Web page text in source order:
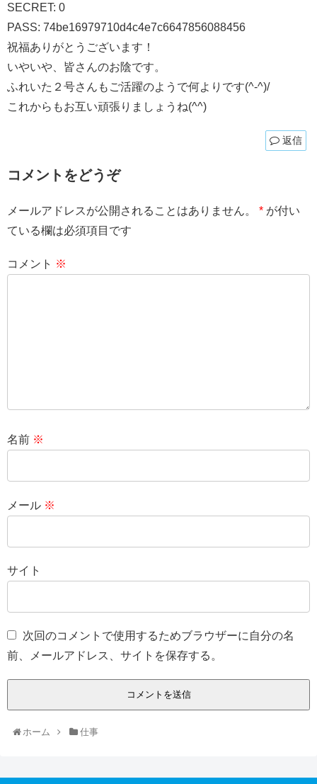
SECRET: 0
PASS: 74be16979710d4c4e7c6647856088456
祝福ありがとうございます！
いやいや、皆さんのお陰です。
ふれいた２号さんもご活躍のようで何よりです(^-^)/
これからもお互い頑張りましょうね(^^)
返信
コメントをどうぞ
メールアドレスが公開されることはありません。 * が付い
ている欄は必須項目です
コメント ※
名前 ※
メール ※
サイト
次回のコメントで使用するためブラウザーに自分の名
前、メールアドレス、サイトを保存する。
ホーム 仕事